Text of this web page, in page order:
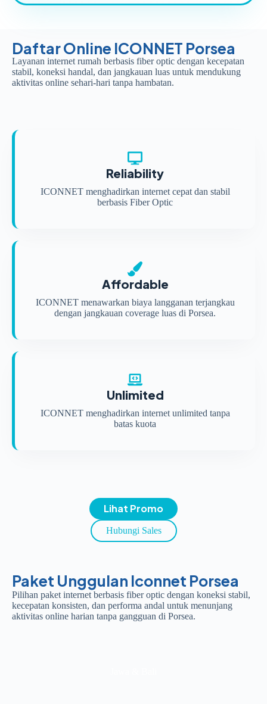
Daftar Online ICONNET Porsea
Layanan internet rumah berbasis fiber optic dengan kecepatan
stabil, koneksi handal, dan jangkauan luas untuk mendukung
aktivitas online sehari-hari tanpa hambatan.
Reliability
ICONNET menghadirkan internet cepat dan stabil
berbasis Fiber Optic
Affordable
ICONNET menawarkan biaya langganan terjangkau
dengan jangkauan coverage luas di Porsea.
Unlimited
ICONNET menghadirkan internet unlimited tanpa
batas kuota
Lihat Promo
Hubungi Sales
Paket Unggulan Iconnet Porsea
Pilihan paket internet berbasis fiber optic dengan koneksi stabil,
kecepatan konsisten, dan performa andal untuk menunjang
aktivitas online harian tanpa gangguan di Porsea.